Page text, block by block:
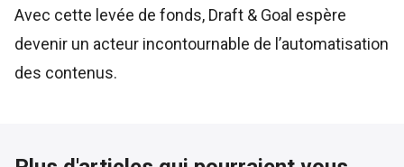
Avec cette levée de fonds, Draft & Goal espère
devenir un acteur incontournable de l’automatisation
des contenus.